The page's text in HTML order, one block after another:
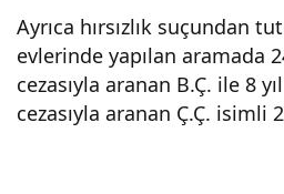
Ayrıca hırsızlık suçundan
evlerinde yapılan aramada
cezasıyla aranan B.Ç. ile 8
cezasıyla aranan Ç.Ç. isimli